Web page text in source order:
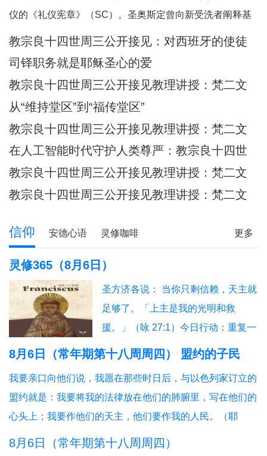
们的面容刻在祂的掌心上（参阅：依
四十九 16），祂对我们的爱，比母亲
对子女的爱更为
仪的《礼仪宪章》（SC）。圣奥斯定曾向新受洗者阐释基
督身体的奥迹，他引用了我们刚刚听到的圣保禄的这句经
12:27）他继而说道：“你们所领受的，正是属
教宗良十四世周三公开接见：​对西班牙的使徒
牧灵访问的反省
司铎职务就是耶稣圣心的爱
教宗良十四世周三公开接见教理讲授：梵二文
献 III：《礼仪宪章》
从“维持堂区”到“福传堂区”
教宗良十四世周三公开接见教理讲授：梵二文
献 III：《礼仪宪章》
在人工智能时代守护人类尊严：教宗良十四世
首封通谕《伟大的人类》预先品尝
教宗良十四世周三公开接见教理讲授：梵二文
献 III：《礼仪宪章》
教宗良十四世周三公开接见教理讲授：梵二文
更多
信仰 安德心语 灵修咖啡
圣方济各的足迹
青年之友
青葱岁月 信仰见证
灵修365（8月6日）
圣方济各说： 当你只剩信赖，天主就
足够了。「上主是我的光明和救
援。」（咏 27:1）今日行动：重复一
句信赖的祈祷。祈祷：主，我信赖
8月6日（常年期第十八周周四） 盟约的子民
我要亲口向他们说，我愿在那些时日后，与以色列家订立的
盟约就是：我要将我的法律放在他们的肺腑里，写在他们的
心头上；我要作他们的天主，他们要作我的人民。（耶
31:31-34）天主遵守与犹太人订立的“旧约”，要与所有人订
8月6日（常年期第十八周周四）